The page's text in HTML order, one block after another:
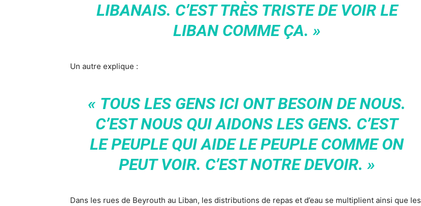
LIBANAIS. C’EST TRÈS TRISTE DE VOIR LE
LIBAN COMME ÇA. »
Un autre explique :
« TOUS LES GENS ICI ONT BESOIN DE NOUS.
C’EST NOUS QUI AIDONS LES GENS. C’EST
LE PEUPLE QUI AIDE LE PEUPLE COMME ON
PEUT VOIR. C’EST NOTRE DEVOIR. »
Dans les rues de Beyrouth au Liban, les distributions de repas et d’eau se multiplient ainsi que les